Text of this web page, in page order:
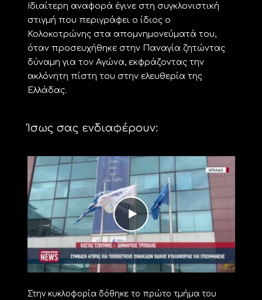
Ιδιαίτερη αναφορά έγινε στη συγκλονιστική
στιγμή που περιγράφει ο ίδιος ο
Κολοκοτρώνης στα απομνημονεύματά του,
όταν προσευχήθηκε στην Παναγία ζητώντας
δύναμη για τον Αγώνα, εκφράζοντας την
ακλόνητη πίστη του στην ελευθερία της
Ελλάδας.
Ίσως σας ενδιαφέρουν:
Στην κυκλοφορία δόθηκε το πρώτο τμήμα του